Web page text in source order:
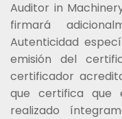
Auditor in
firmará
Autenticidad
emisión del
certificador
que certifica que
realizado